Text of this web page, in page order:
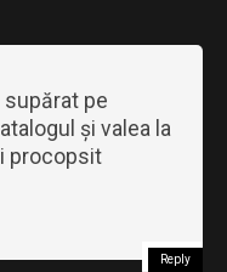
supărat pe
și valea la
procopsit
Reply